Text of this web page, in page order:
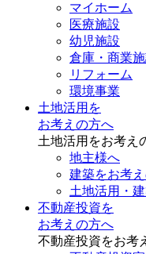
マイホーム
医療施設
幼児施設
倉庫・商業
リフォーム
環境事業
土地活用を
お考えの方へ
土地活用をお考え
地主様へ
建築をお考
土地活用・
不動産投資を
お考えの方へ
不動産投資をお考